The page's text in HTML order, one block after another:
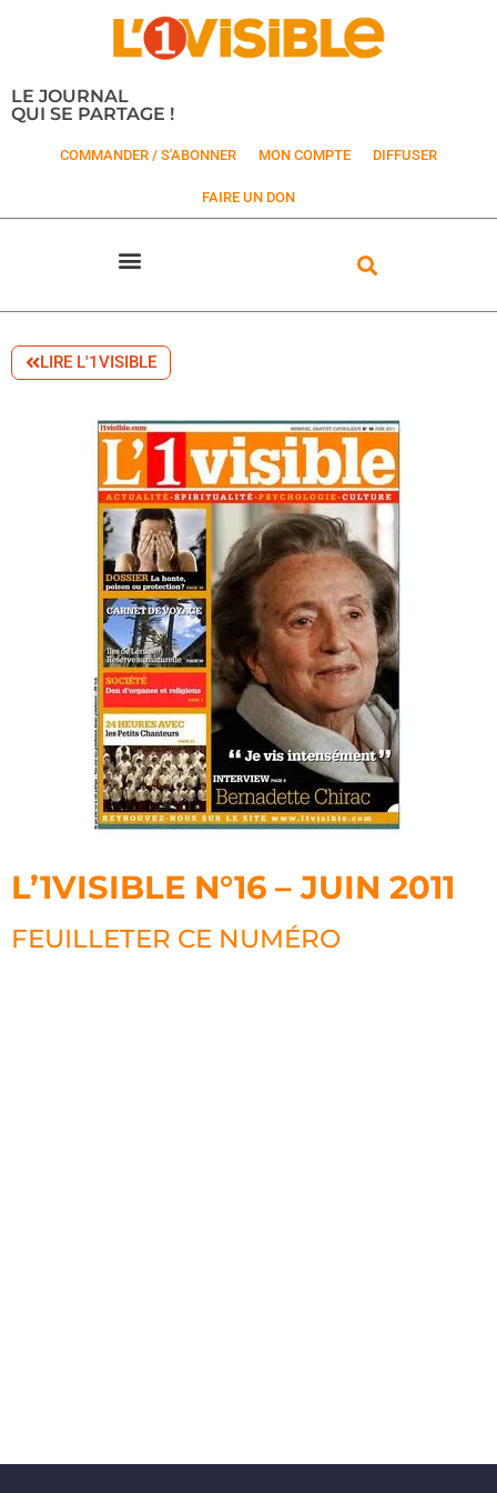
LE JOURNAL
QUI SE PARTAGE !
COMMANDER / S'ABONNER MON COMPTE DIFFUSER
FAIRE UN DON
LIRE L'1VISIBLE
L’1VISIBLE N°16 – JUIN 2011
FEUILLETER CE NUMÉRO